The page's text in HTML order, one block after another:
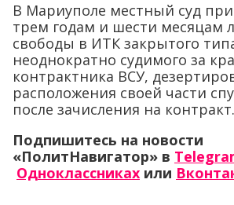
В Мариуполе местный суд
трем годам и шести месяцам
свободы в ИТК закрытого
неоднократно судимого за
контрактника ВСУ,
расположения своей части
после зачисления на контракт.
Подпишитесь на новости
«ПолитНавигатор» в
Одноклассниках или